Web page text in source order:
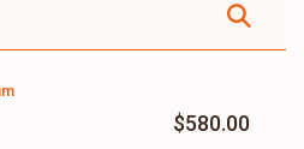
$580.00